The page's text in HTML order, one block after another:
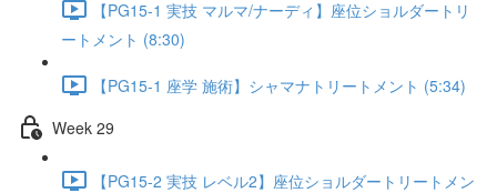
【PG15-1 実技 マルマ/ナーディ】座位ショルダートリ
ートメント (8:30)
【PG15-1 座学 施術】シャマナトリートメント (5:34)
Week 29
【PG15-2 実技 レベル2】座位ショルダートリートメン